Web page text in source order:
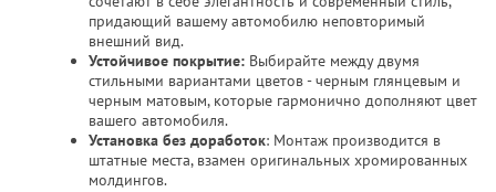
придающий вашему автомобилю неповторимый
внешний вид.
Устойчивое покрытие: Выбирайте между двумя
стильными вариантами цветов - черным глянцевым и
черным матовым, которые гармонично дополняют цвет
вашего автомобиля.
Установка без доработок: Монтаж производится в
штатные места, взамен оригинальных хромированных
молдингов.